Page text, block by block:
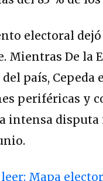
electoral
Mientras De la
país,
periféricas y
intensa disputa
Mapa